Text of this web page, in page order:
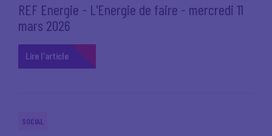
REF Energie - L'Energie de faire - mercredi 11
mars 2026
Lire l'article
SOCIAL